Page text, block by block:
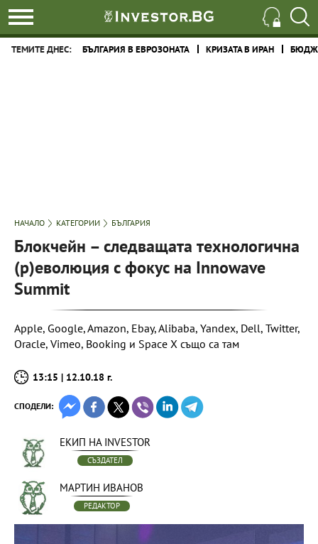
ТЕМИТЕ ДНЕС: БЪЛГАРИЯ В ЕВРОЗОНАТА КРИЗАТА В ИРАН
НАЧАЛО КАТЕГОРИИ БЪЛГАРИЯ
Блокчейн – следващата технологична
(р)еволюция с фокус на Innowave
Summit
Аpple, Google, Amazon, Ebay, Alibaba, Yandex, Dell, Twitter,
Oracle, Vimeo, Booking и Space X също са там
13:15 | 12.10.18 г.
СПОДЕЛИ:
ЕКИП НА INVESTOR
СЪЗДАТЕЛ
МАРТИН ИВАНОВ
РЕДАКТОР